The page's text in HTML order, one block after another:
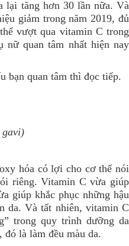
lại tăng hơn 30 lần nữa. Và
giảm trong năm 2019, đủ
vượt qua vitamin C trong
nữ quan tâm nhất hiện nay
bạn quan tâm thì đọc tiếp.
hóa có lợi cho cơ thể nói
riêng. Vitamin C vừa giúp
giúp khắc phục những hậu
da. Và tất nhiên, vitamin C
trong quy trình dưỡng da
là làm đều màu da.